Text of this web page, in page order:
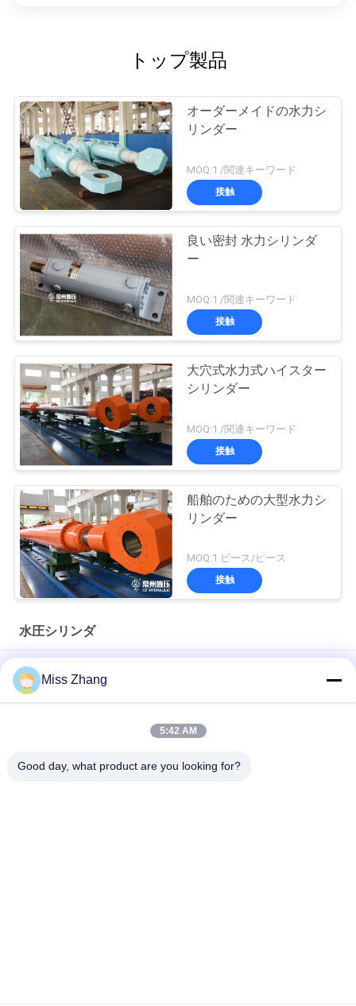
トップ製品
オーダーメイドの水力シ
リンダー
MOQ:1 /関連キーワード
接触
良い密封 水力シリンダ
ー
MOQ:1 /関連キーワード
接触
大穴式水力式ハイスター
シリンダー
MOQ:1 /関連キーワード
接触
船舶のための大型水力シ
リンダー
MOQ:1 ピース/ピース
接触
水圧シリンダ
石油産業のための放射状のゲートの頑丈な水圧シリンダ/起重機
シリンダー
Miss Zhang
5:42 AM
Good day, what product are you looking for?